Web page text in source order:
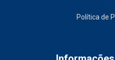
Política de